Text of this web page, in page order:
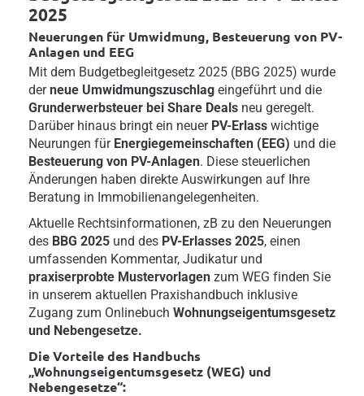
2025
Neuerungen für Umwidmung, Besteuerung von PV-
Anlagen und EEG
Mit dem Budgetbegleitgesetz 2025 (BBG 2025) wurde
derneue Umwidmungszuschlag eingeführt und die
Grunderwerbsteuer bei Share Deals neu geregelt.
Darüber hinaus bringt ein neuer PV-Erlass wichtige
Neurungen für Energiegemeinschaften (EEG) und die
Besteuerung von PV-Anlagen. Diese steuerlichen
Änderungen haben direkte Auswirkungen auf Ihre
Beratung in Immobilienangelegenheiten.
Aktuelle Rechtsinformationen, zB zu den Neuerungen
des BBG 2025 und des PV-Erlasses 2025, einen
umfassenden Kommentar, Judikatur und
praxiserprobte Mustervorlagen zum WEG finden Sie
in unserem aktuellen Praxishandbuch inklusive
Zugang zum Onlinebuch Wohnungseigentumsgesetz
und Nebengesetze.
Die Vorteile des Handbuchs
„Wohnungseigentumsgesetz (WEG) und
Nebengesetze“: